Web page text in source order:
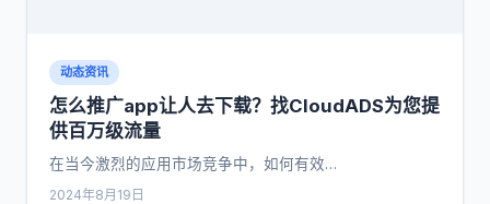
动态资讯
怎么推广app让人去下载？找CloudADS为您提
供百万级流量
在当今激烈的应用市场竞争中，如何有效…
2024年8月19日